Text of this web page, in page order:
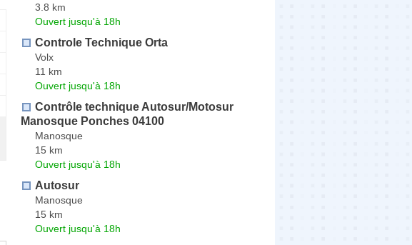
3.8 km
Ouvert jusqu'à 18h
Controle Technique Orta
Volx
11 km
Ouvert jusqu'à 18h
Contrôle technique Autosur/Motosur
Manosque Ponches 04100
Manosque
15 km
Ouvert jusqu'à 18h
Autosur
Manosque
15 km
Ouvert jusqu'à 18h